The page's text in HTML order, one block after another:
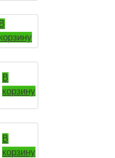
В
корзину
В
корзину
В
корзину